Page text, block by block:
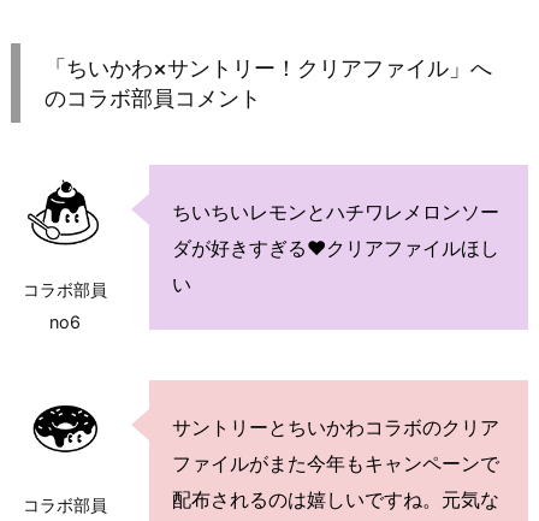
「ちいかわ×サントリー！クリアファイル」へ
のコラボ部員コメント
コラボ部員
no6
ちいちいレモンとハチワレメロンソー
ダが好きすぎる♥クリアファイルほし
い
コラボ部員
サントリーとちいかわコラボのクリア
ファイルがまた今年もキャンペーンで
配布されるのは嬉しいですね。元気な